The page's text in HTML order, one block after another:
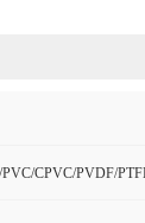
PVC/CPVC/PVDF/